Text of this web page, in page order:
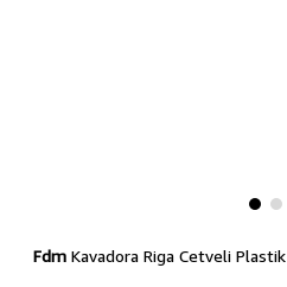
FdmKavadora Riga Cetveli Plastik